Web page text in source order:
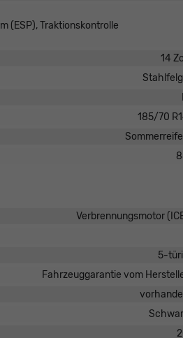
(ESP), Traktionskontrolle
14
185/70
Verbrennungsmotor
5-
Fahrzeuggarantie vom